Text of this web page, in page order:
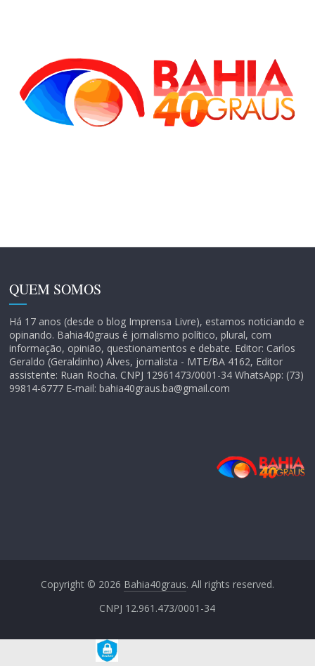
QUEM SOMOS
Há 17 anos (desde o blog Imprensa Livre), estamos noticiando e
opinando. Bahia40graus é jornalismo político, plural, com
informação, opinião, questionamentos e debate. Editor: Carlos
Geraldo (Geraldinho) Alves, jornalista - MTE/BA 4162, Editor
assistente: Ruan Rocha. CNPJ 12961473/0001-34 WhatsApp: (73)
99814-6777 E-mail: bahia40graus.ba@gmail.com
Copyright © 2026 Bahia40graus. All rights reserved.
CNPJ 12.961.473/0001-34